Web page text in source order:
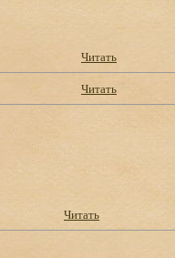
Читать
Читать
Читать